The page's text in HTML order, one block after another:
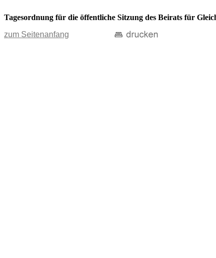
Tagesordnung für die öffentliche Sitzung des Beirats für
zum Seitenanfang